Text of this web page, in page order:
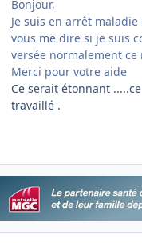
Bonjour,
Je suis en arrêt
vous me dire si je suis
versée normalement ce
Merci pour votre aide
Ce serait étonnant
travaillé .